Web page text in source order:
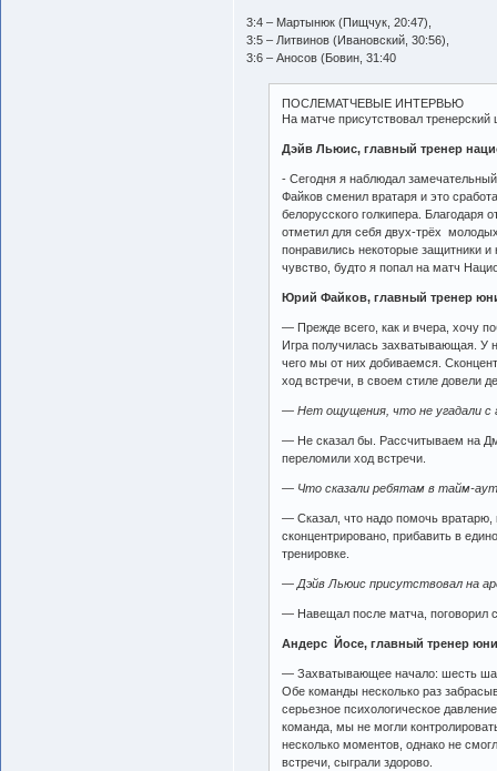
3:4 – Мартынюк (Пищчук, 20:47),
3:5 – Литвинов (Ивановский, 30:56),
3:6 – Аносов (Бовин, 31:40
ПОСЛЕМАТЧЕВЫЕ ИНТЕРВЬЮ
На матче присутствовал
Дэйв Льюис, главный тренер
- Сегодня я наблюдал
Файков сменил вратаря и это
белорусского голкипера.
отметил для себя двух-трёх
понравились некоторые защитники
чувство, будто я попал на матч
Юрий Файков, главный тренер
— Прежде всего, как и вчера, хочу
Игра получилась захватывающая. У
чего мы от них добиваемся.
ход встречи, в своем стиле довели
— Нет ощущения, что не угадали с
— Не сказал бы. Рассчитываем на
переломили ход встречи.
— Что сказали ребятам в тайм-
— Сказал, что надо помочь вратарю,
сконцентрировано, прибавить в
тренировке.
— Дэйв Льюис присутствовал на
— Навещал после матча, поговорил
Андерс Йосе, главный тренер
— Захватывающее начало: шесть
Обе команды несколько раз
серьезное психологическое
команда, мы не могли
несколько моментов, однако не
встречи, сыграли здорово.